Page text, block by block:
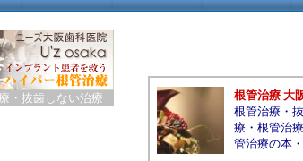
・ 抜歯しない治療 根管治療 大
根管治療・
療・ 根管治
管治療の本・